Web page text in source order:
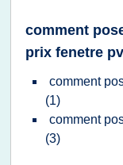
comment
prix fenetre
comment
(1)
comment
(3)